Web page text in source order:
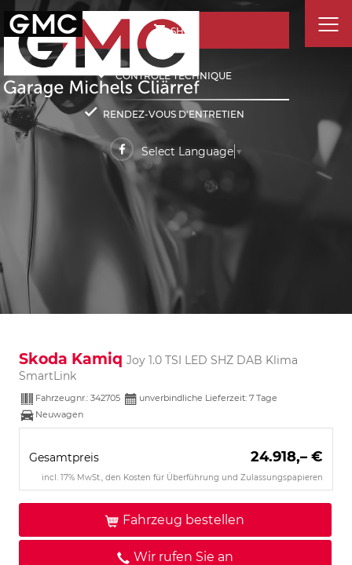
SHOP
CONTRÔLE TECHNIQUE
RENDEZ-VOUS D'ENTRETIEN
Select Language ▼
Skoda Kamiq Joy 1.0 TSI LED SHZ DAB Klima
SmartLink
Fahrzeugnr.: 342705 unverbindliche Lieferzeit: 7 Tage
Neuwagen
Gesamtpreis 24.918,– €
incl. 17% MwSt., den Kosten für Überführung und Zulassungspapieren
Fahrzeug bestellen
Wir rufen Sie an